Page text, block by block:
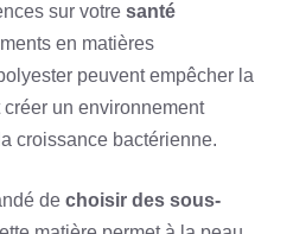
sur votre santé
en matières
peuvent empêcher la
un environnement
croissance bactérienne.
de choisir des sous-